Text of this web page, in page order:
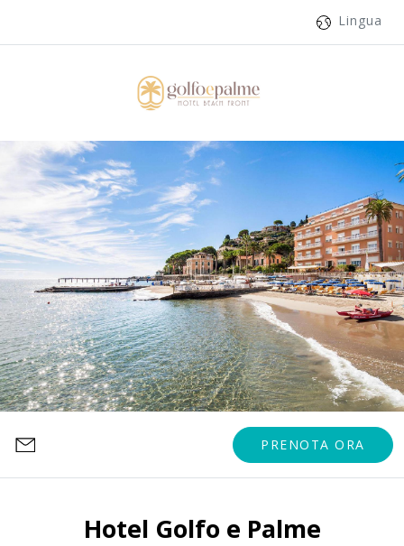
Lingua
PRENOTA ORA
Hotel Golfo e Palme